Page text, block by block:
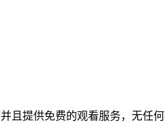
且提供免费的观看服务，无任